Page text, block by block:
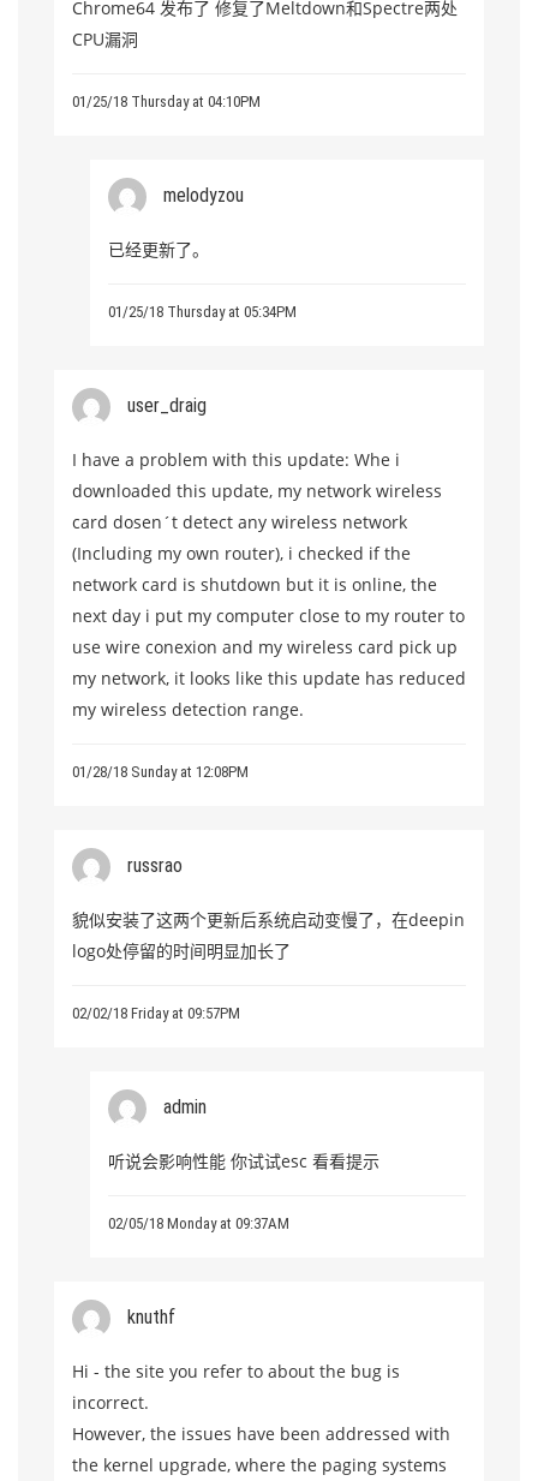
Chrome64 发布了 修复了Meltdown和Spectre两处
CPU漏洞
01/25/18 Thursday at 04:10PM
melodyzou
已经更新了。
01/25/18 Thursday at 05:34PM
user_draig
I have a problem with this update: Whe i
downloaded this update, my network wireless
card dosen´t detect any wireless network
(Including my own router), i checked if the
network card is shutdown but it is online, the
next day i put my computer close to my router to
use wire conexion and my wireless card pick up
my network, it looks like this update has reduced
my wireless detection range.
01/28/18 Sunday at 12:08PM
russrao
貌似安装了这两个更新后系统启动变慢了，在deepin
logo处停留的时间明显加长了
02/02/18 Friday at 09:57PM
admin
听说会影响性能 你试试esc 看看提示
02/05/18 Monday at 09:37AM
knuthf
Hi - the site you refer to about the bug is
incorrect.
However, the issues have been addressed with
the kernel upgrade, where the paging systems